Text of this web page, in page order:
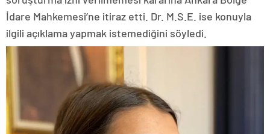
İdare Mahkemesi’ne itiraz etti. Dr. M.S.E. ise konuyla
ilgili açıklama yapmak istemediğini söyledi.